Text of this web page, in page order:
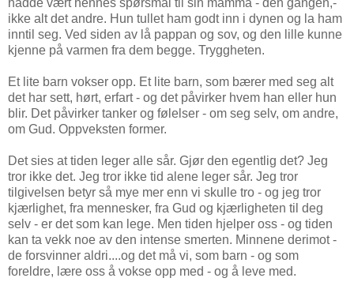
hadde vært hennes spørsmål til sin mamma - den gangen,-
ikke alt det andre. Hun tullet ham godt inn i dynen og la ham
inntil seg. Ved siden av lå pappan og sov, og den lille kunne
kjenne på varmen fra dem begge. Tryggheten.
Et lite barn vokser opp. Et lite barn, som bærer med seg alt
det har sett, hørt, erfart - og det påvirker hvem han eller hun
blir. Det påvirker tanker og følelser - om seg selv, om andre,
om Gud. Oppveksten former.
Det sies at tiden leger alle sår. Gjør den egentlig det? Jeg
tror ikke det. Jeg tror ikke tid alene leger sår. Jeg tror
tilgivelsen betyr så mye mer enn vi skulle tro - og jeg tror
kjærlighet, fra mennesker, fra Gud og kjærligheten til deg
selv - er det som kan lege. Men tiden hjelper oss - og tiden
kan ta vekk noe av den intense smerten. Minnene derimot -
de forsvinner aldri....og det må vi, som barn - og som
foreldre, lære oss å vokse opp med - og å leve med.